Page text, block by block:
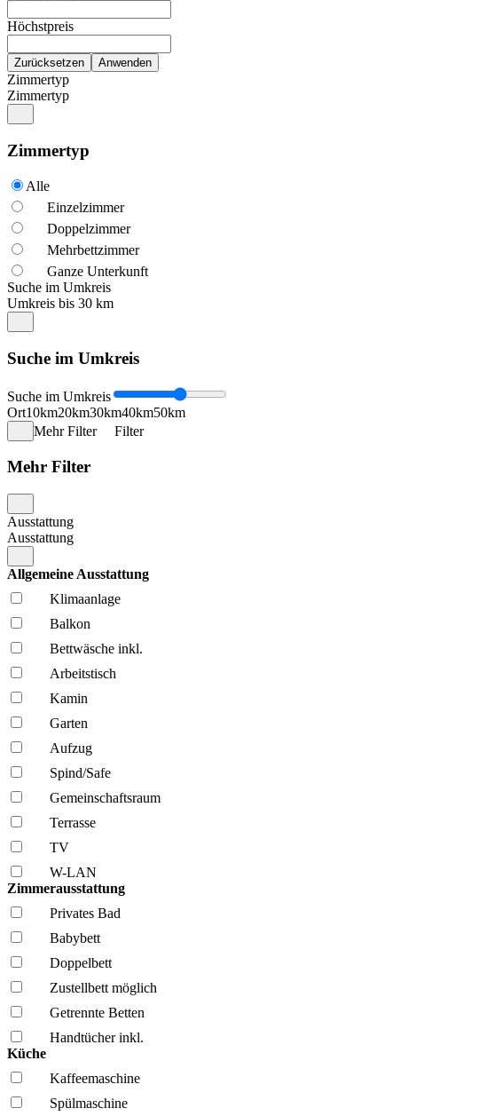
Höchstpreis
Zimmertyp
Zimmertyp
Zimmertyp
Alle
Einzelzimmer
Doppelzimmer
Mehrbettzimmer
Ganze Unterkunft
Suche im Umkreis
Umkreis bis 30 km
Suche im Umkreis
Suche im Umkreis
Ort10km20km30km40km50km
Mehr Filter
Filter
Mehr Filter
Ausstattung
Ausstattung
Allgemeine Ausstattung
Klima­anlage
Balkon
Bettwäsche inkl.
Arbeitstisch
Kamin
Garten
Aufzug
Spind/Safe
Gemeinschafts­raum
Terrasse
TV
W-LAN
Zimmerausstattung
Privates Bad
Babybett
Doppelbett
Zustellbett möglich
Getrennte Betten
Handtücher inkl.
Küche
Kaffee­maschine
Spül­maschine